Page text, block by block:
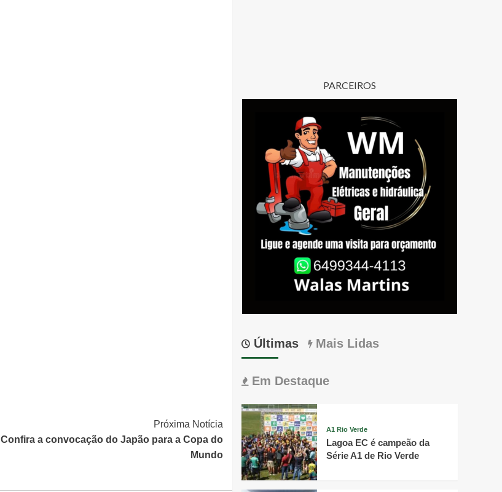
Próxima Notícia
Confira a convocação do Japão para a Copa do
Mundo
PARCEIROS
Últimas Mais Lidas
Em Destaque
A1 Rio Verde
Lagoa EC é campeão da
Série A1 de Rio Verde